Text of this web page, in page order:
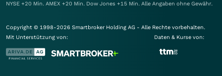
NYSE +20 Min. AMEX +20 Min. Dow Jones +15 Min. Alle Angaben ohne Gewähr.
Copyright © 1998-2026 Smartbroker Holding AG - Alle Rechte vorbehalten.
Mit Unterstützung von:
Daten & Kurse von: